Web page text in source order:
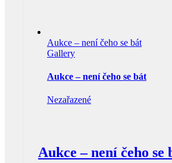
Aukce – není čeho se bát
Gallery
Aukce – není čeho se bát
Nezařazené
Aukce – není čeho se